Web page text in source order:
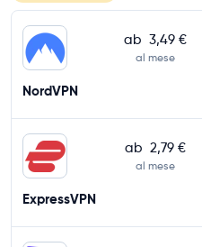
ab 3,49 €
al mese
NordVPN
ab 2,79 €
al mese
ExpressVPN